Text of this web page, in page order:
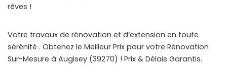
rêves !
Votre travaux de rénovation et d’extension en toute
sérénité . Obtenez le Meilleur Prix pour votre Rénovation
Sur-Mesure à Augisey (39270) ! Prix & Délais Garantis.